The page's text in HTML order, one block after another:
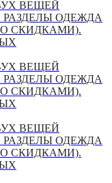
ВЕЩЕЙ
РАЗДЕЛЫ ОДЕЖДА
СКИДКАМИ).
ВЕЩЕЙ
РАЗДЕЛЫ ОДЕЖДА
СКИДКАМИ).
ВЕЩЕЙ
РАЗДЕЛЫ ОДЕЖДА
СКИДКАМИ).